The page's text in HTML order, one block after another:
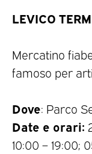
LEVICO
Mercatino
famoso per
Dove: Parco
Date e orari:
10:00 – 19:00;